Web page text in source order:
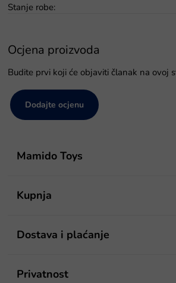
Stanje robe:
Ocjena proizvoda
Budite prvi koji će objaviti članak na ovoj
Dodajte ocjenu
Mamido Toys
Kupnja
Dostava i plaćanje
Privatnost